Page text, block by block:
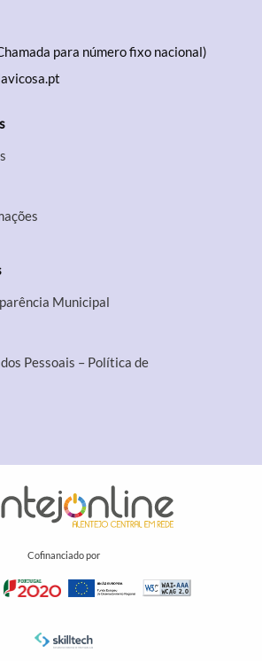
para número fixo nacional)
Municipal
Pessoais – Política de
Cofinanciado por